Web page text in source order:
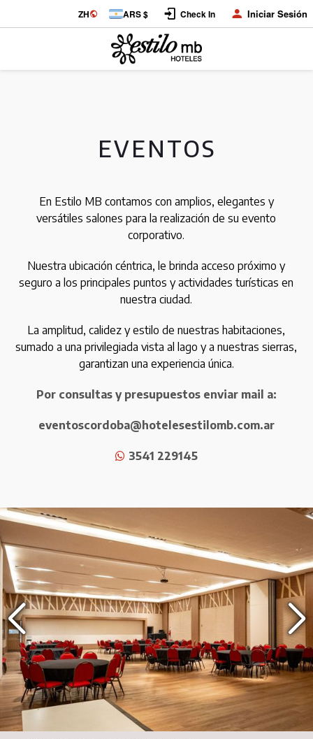
ZH ARS $ Check In Iniciar Sesión
EVENTOS
En Estilo MB contamos con amplios, elegantes y
versátiles salones para la realización de su evento
corporativo.
Nuestra ubicación céntrica, le brinda acceso próximo y
seguro a los principales puntos y actividades turísticas en
nuestra ciudad.
La amplitud, calidez y estilo de nuestras habitaciones,
sumado a una privilegiada vista al lago y a nuestras sierras,
garantizan una experiencia única.
Por consultas y presupuestos enviar mail a:
eventoscordoba@hotelesestilomb.com.ar
3541 229145